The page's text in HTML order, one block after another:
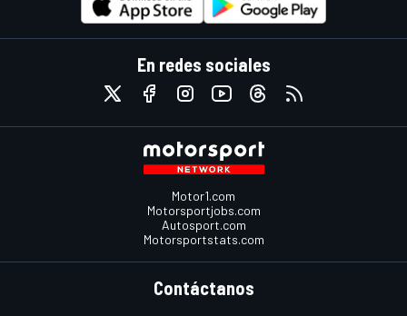
En redes sociales
Motor1.com
Motorsportjobs.com
Autosport.com
Motorsportstats.com
Contáctanos